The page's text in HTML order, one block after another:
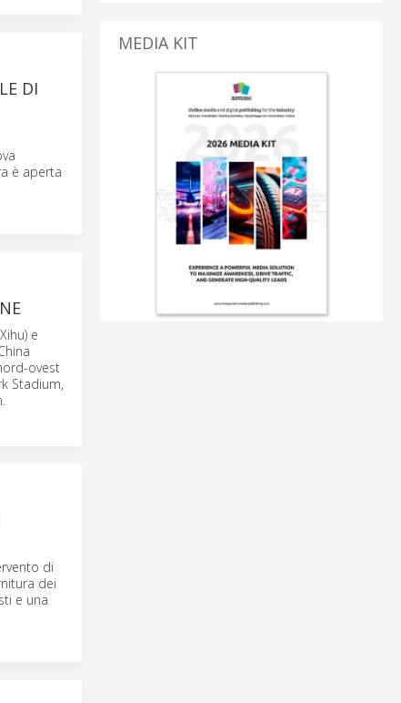
DI
è aperta
e
ovest
Stadium,
di
dei
e una
MEDIA KIT